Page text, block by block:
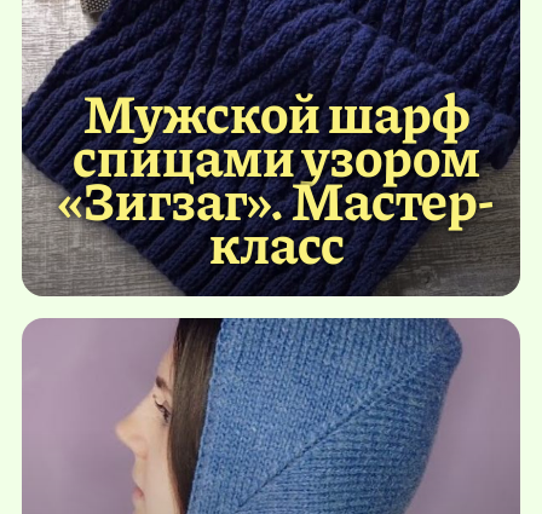
Мужской шарф
спицами узором
«Зигзаг». Мастер-
класс